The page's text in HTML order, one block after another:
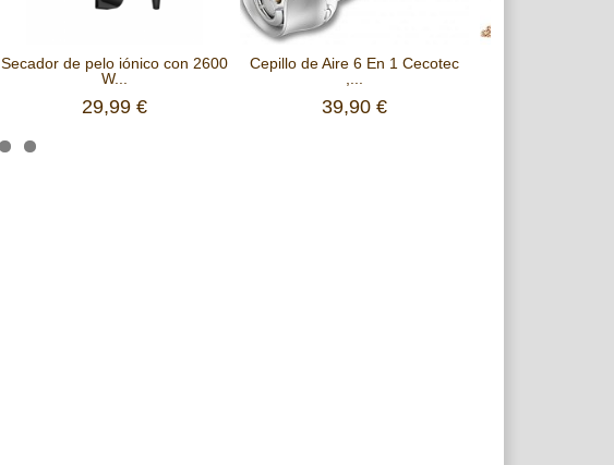
Secador de pelo iónico con 2600
W...
29,99 €
Cepillo de Aire 6 En 1 Cecotec
39,90 €